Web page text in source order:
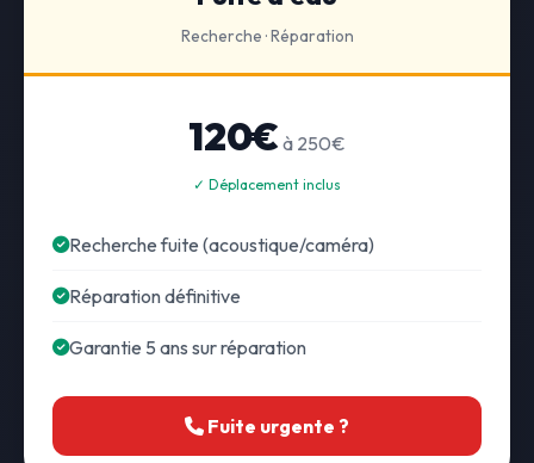
Recherche · Réparation
120€ à 250€
✓ Déplacement inclus
Recherche fuite (acoustique/caméra)
Réparation définitive
Garantie 5 ans sur réparation
Fuite urgente ?